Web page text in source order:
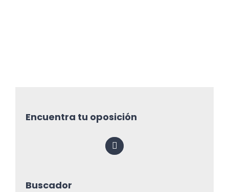
Encuentra tu oposición
Buscador